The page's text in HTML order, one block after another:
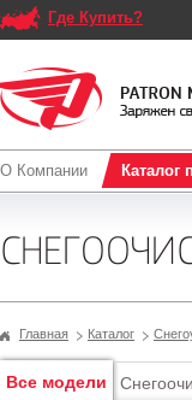
Где Купить?
О Компании Каталог
Главная Каталог
Все модели